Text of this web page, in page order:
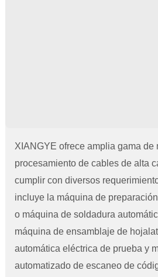
XIANGYE ofrece amplia gama de
procesamiento de cables de alta
cumplir con diversos
incluye la máquina de
o máquina de soldadura
máquina de ensamblaje de
automática eléctrica de prueba y
automatizado de escaneo de